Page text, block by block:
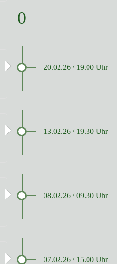
0
20.02.26 / 19.00 Uhr
13.02.26 / 19.30 Uhr
08.02.26 / 09.30 Uhr
07.02.26 / 15.00 Uhr